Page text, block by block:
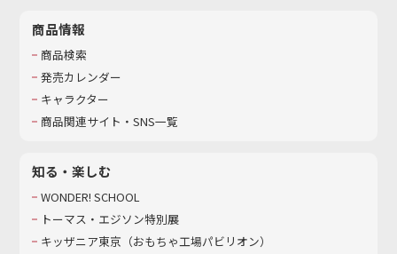
商品情報
商品検索
発売カレンダー
キャラクター
商品関連サイト・SNS一覧
知る・楽しむ
WONDER! SCHOOL
トーマス・エジソン特別展
キッザニア東京（おもちゃ工場パビリオン）​